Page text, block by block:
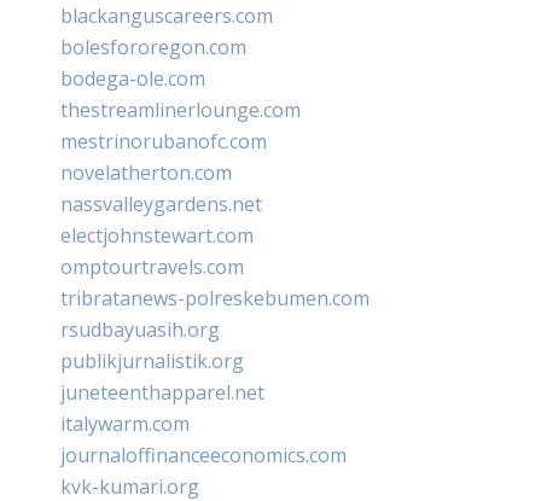
blackanguscareers.com
bolesfororegon.com
bodega-ole.com
thestreamlinerlounge.com
mestrinorubanofc.com
novelatherton.com
nassvalleygardens.net
electjohnstewart.com
omptourtravels.com
tribratanews-polreskebumen.com
rsudbayuasih.org
publikjurnalistik.org
juneteenthapparel.net
italywarm.com
journaloffinanceeconomics.com
kvk-kumari.org